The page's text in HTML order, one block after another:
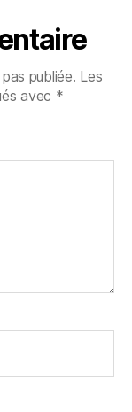
publiée. Les
avec *